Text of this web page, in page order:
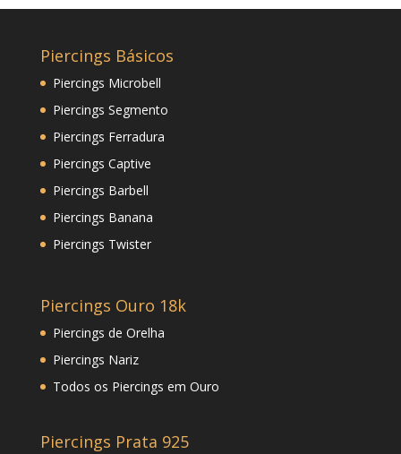
Piercings Básicos
Piercings Microbell
Piercings Segmento
Piercings Ferradura
Piercings Captive
Piercings Barbell
Piercings Banana
Piercings Twister
Piercings Ouro 18k
Piercings de Orelha
Piercings Nariz
Todos os Piercings em Ouro
Piercings Prata 925